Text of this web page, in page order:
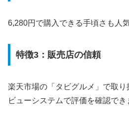
6,280円で購入できる手頃さも人
特徴3：販売店の信頼
楽天市場の「タビグルメ」で取
ビューシステムで評価を確認でき